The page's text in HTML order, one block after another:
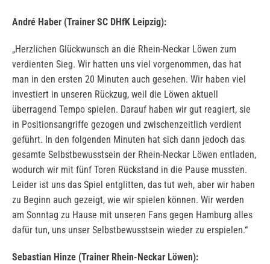
André Haber (Trainer SC DHfK Leipzig):
„Herzlichen Glückwunsch an die Rhein-Neckar Löwen zum
verdienten Sieg. Wir hatten uns viel vorgenommen, das hat
man in den ersten 20 Minuten auch gesehen. Wir haben viel
investiert in unseren Rückzug, weil die Löwen aktuell
überragend Tempo spielen. Darauf haben wir gut reagiert, sie
in Positionsangriffe gezogen und zwischenzeitlich verdient
geführt. In den folgenden Minuten hat sich dann jedoch das
gesamte Selbstbewusstsein der Rhein-Neckar Löwen entladen,
wodurch wir mit fünf Toren Rückstand in die Pause mussten.
Leider ist uns das Spiel entglitten, das tut weh, aber wir haben
zu Beginn auch gezeigt, wie wir spielen können. Wir werden
am Sonntag zu Hause mit unseren Fans gegen Hamburg alles
dafür tun, uns unser Selbstbewusstsein wieder zu erspielen.“
Sebastian Hinze (Trainer Rhein-Neckar Löwen):